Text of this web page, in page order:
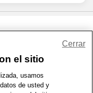
de Uso | Accesibilidad
| Mapa del sitio
el sitio
usamos
de usted y
Cerrar